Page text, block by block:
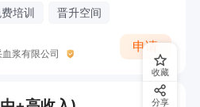
培训 晋升空间
浆有限公司
申请
收藏
分享